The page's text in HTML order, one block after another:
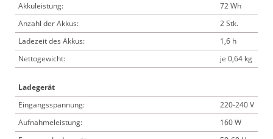
Akkuleistung:
72 Wh
Anzahl der Akkus:
2 Stk.
Ladezeit des Akkus:
1,6 h
Nettogewicht:
je 0,64 kg
Ladegerät
Eingangsspannung:
220-240 V
Aufnahmeleistung:
160 W